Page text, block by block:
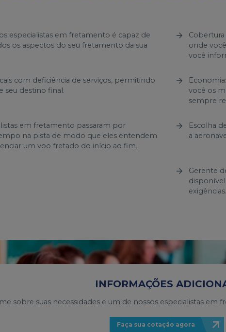
especialistas em fretamento é capaz de
os aspectos do seu fretamento da sua
onde
você
com deficiência de serviços, permitindo
seu destino final.
você os
sempre
em fretamento passaram por
na pista de modo que eles entendem
um voo fretado do início ao fim.
Escolha
a
Gerente
exigências.
INFORMAÇÕES
sobre suas necessidades e um de nossos especialistas
Faça sua cotação agora